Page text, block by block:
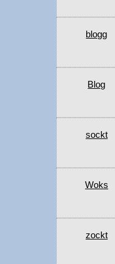
blogg
Blog
sockt
Woks
zockt